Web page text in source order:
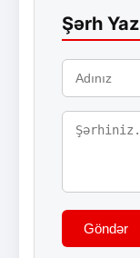
Şərh Yaz
Göndər